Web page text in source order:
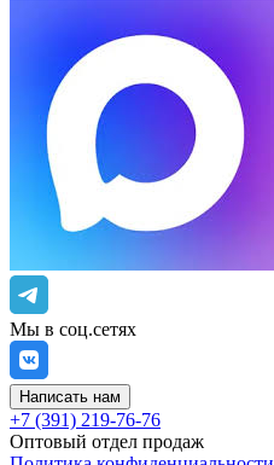
Мы в соц.сетях
Написать нам
+7 (391) 219-76-76
Оптовый отдел продаж